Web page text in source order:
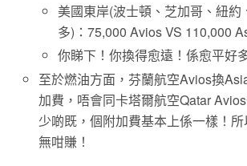
美國東岸(波士頓、芝加哥、紐約
多)：75,000 Avios VS 110,000
你睇下！你換得愈遠！係愈平好
至於燃油方面，芬蘭航空Avios換
加費，唔會同卡塔爾航空Qatar
少啲既，個附加費基本上係一樣！
無咁賺！